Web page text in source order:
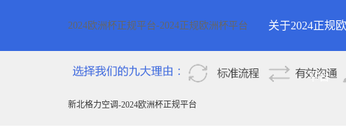
2024欧洲杯正规平台-2024正规欧洲杯平台 关于2024正规
平台
2024欧洲杯正规
新北格力空调-2024欧洲杯正规平台